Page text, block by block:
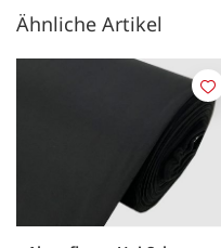
Ähnliche Artikel